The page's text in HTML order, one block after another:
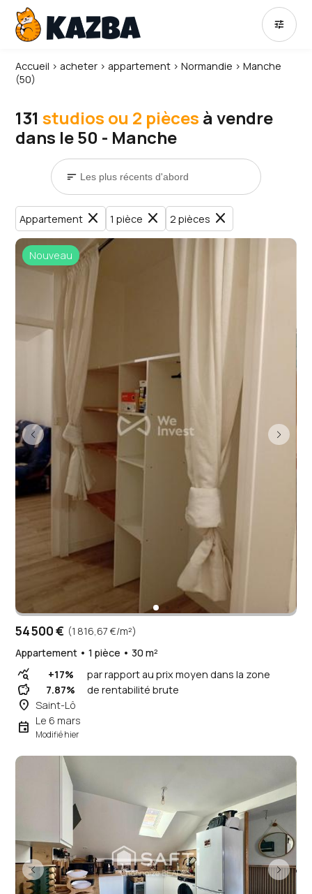
tune
Accueil › acheter › appartement ›Normandie ›Manche
(50)
131studios ou 2 pièces à vendre
dans le 50 - Manche
sort
Appartement close 1 pièce close 2 pièces close
Nouveau
54 500 € (1 816,67 €/m²)
Appartement • 1 pièce • 30 m²
query_stats +17% par rapport au prix moyen dans la zone
savings 7.87% de rentabilité brute
place Saint-Lô
event Le 6 mars
Modifié hier